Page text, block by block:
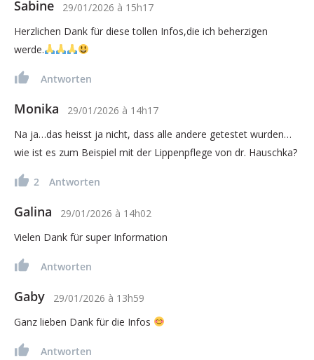
Sabine 29/01/2026 à 15h17
Herzlichen Dank für diese tollen Infos,die ich beherzigen
werde.
Antworten
Monika 29/01/2026 à 14h17
Na ja…das heisst ja nicht, dass alle andere getestet wurden…
wie ist es zum Beispiel mit der Lippenpflege von dr. Hauschka?
2 Antworten
Galina 29/01/2026 à 14h02
Vielen Dank für super Information
Antworten
Gaby 29/01/2026 à 13h59
Ganz lieben Dank für die Infos
Antworten